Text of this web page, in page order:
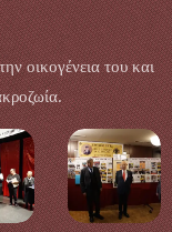
οικογένεια του και